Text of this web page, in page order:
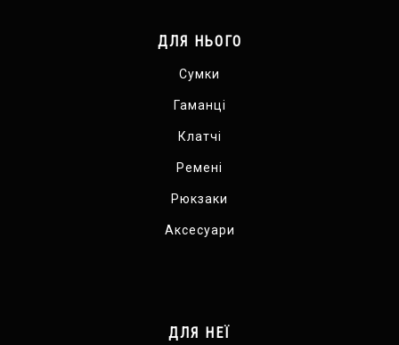
ДЛЯ НЬОГО
Сумки
Гаманці
Клатчі
Ремені
Рюкзаки
Аксесуари
ДЛЯ НЕЇ